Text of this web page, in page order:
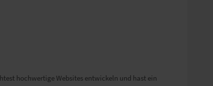
hochwertige Websites entwickeln und hast ein